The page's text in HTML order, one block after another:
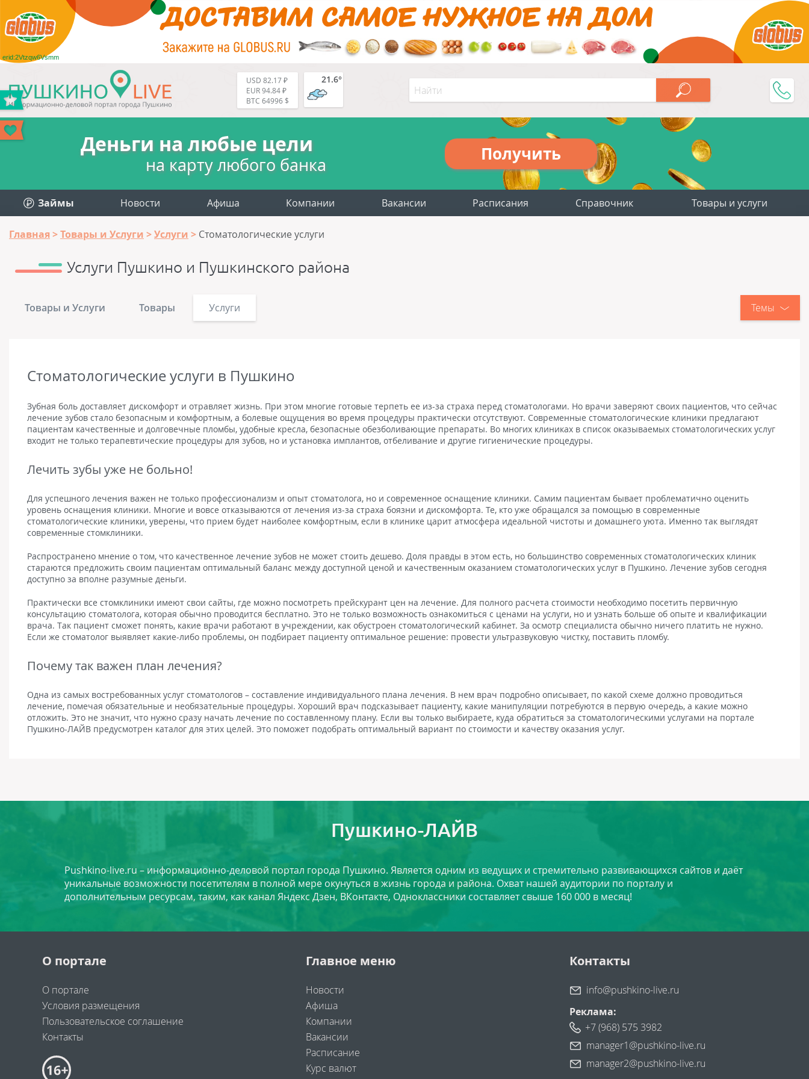
erid:2Vtzqw6Vsmm
USD 82.17 ₽
EUR 94.84 ₽
BTC 64996 $
21.6°
Деньги на любые цели
на карту любого банка
Получить
Займы Новости Афиша Компании Вакансии Расписания Справочник Товары и услуги
Главная Товары и Услуги Услуги Стоматологические услуги
Услуги Пушкино и Пушкинского района
Товары и Услуги Товары Услуги Темы
Стоматологические услуги в Пушкино
Зубная боль доставляет дискомфорт и отравляет жизнь. При этом многие готовые терпеть ее из-за страха перед стоматологами. Но врачи заверяют своих пациентов, что сейчас
лечение зубов стало безопасным и комфортным, а болевые ощущения во время процедуры практически отсутствуют. Современные стоматологические клиники предлагают
пациентам качественные и долговечные пломбы, удобные кресла, безопасные обезболивающие препараты. Во многих клиниках в список оказываемых стоматологических услуг
входит не только терапевтические процедуры для зубов, но и установка имплантов, отбеливание и другие гигиенические процедуры.
Лечить зубы уже не больно!
Для успешного лечения важен не только профессионализм и опыт стоматолога, но и современное оснащение клиники. Самим пациентам бывает проблематично оценить
уровень оснащения клиники. Многие и вовсе отказываются от лечения из-за страха боязни и дискомфорта. Те, кто уже обращался за помощью в современные
стоматологические клиники, уверены, что прием будет наиболее комфортным, если в клинике царит атмосфера идеальной чистоты и домашнего уюта. Именно так выглядят
современные стомклиники.
Распространено мнение о том, что качественное лечение зубов не может стоить дешево. Доля правды в этом есть, но большинство современных стоматологических клиник
стараются предложить своим пациентам оптимальный баланс между доступной ценой и качественным оказанием стоматологических услуг в Пушкино. Лечение зубов сегодня
доступно за вполне разумные деньги.
Практически все стомклиники имеют свои сайты, где можно посмотреть прейскурант цен на лечение. Для полного расчета стоимости необходимо посетить первичную
консультацию стоматолога, которая обычно проводится бесплатно. Это не только возможность ознакомиться с ценами на услуги, но и узнать больше об опыте и квалификации
врача. Так пациент сможет понять, какие врачи работают в учреждении, как обустроен стоматологический кабинет. За осмотр специалиста обычно ничего платить не нужно.
Если же стоматолог выявляет какие-либо проблемы, он подбирает пациенту оптимальное решение: провести ультразвуковую чистку, поставить пломбу.
Почему так важен план лечения?
Одна из самых востребованных услуг стоматологов – составление индивидуального плана лечения. В нем врач подробно описывает, по какой схеме должно проводиться
лечение, помечая обязательные и необязательные процедуры. Хороший врач подсказывает пациенту, какие манипуляции потребуются в первую очередь, а какие можно
отложить. Это не значит, что нужно сразу начать лечение по составленному плану. Если вы только выбираете, куда обратиться за стоматологическими услугами на портале
Пушкино-ЛАЙВ предусмотрен каталог для этих целей. Это поможет подобрать оптимальный вариант по стоимости и качеству оказания услуг.
Пушкино-ЛАЙВ
Pushkino-live.ru – информационно-деловой портал города Пушкино. Является одним из ведущих и стремительно развивающихся сайтов и даёт
уникальные возможности посетителям в полной мере окунуться в жизнь города и района. Охват нашей аудитории по порталу и
дополнительным ресурсам, таким, как канал Яндекс Дзен, ВКонтакте, Одноклассники составляет свыше 160 000 в месяц!
О портале
О портале
Условия размещения
Пользовательское соглашение
Контакты
Главное меню
Новости
Афиша
Компании
Вакансии
Расписание
Курс валют
Контакты
info@pushkino-live.ru
Реклама:
+7 (968) 575 3982
manager1@pushkino-live.ru
manager2@pushkino-live.ru